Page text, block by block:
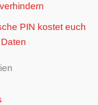
PIN kostet euch